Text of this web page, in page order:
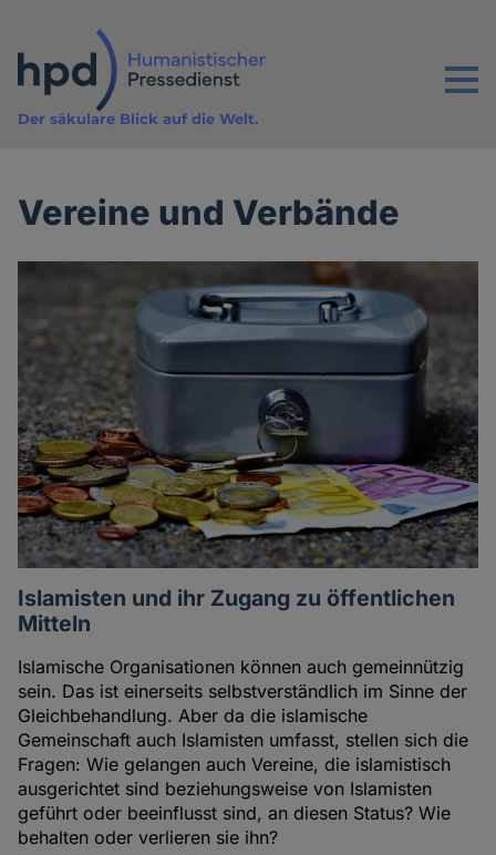
Inhalt
Menu
Der säkulare Blick auf die Welt.
Vereine und Verbände
Islamisten und ihr Zugang zu öffentlichen
Mitteln
Islamische Organisationen können auch gemeinnützig
sein. Das ist einerseits selbstverständlich im Sinne der
Gleichbehandlung. Aber da die islamische
Gemeinschaft auch Islamisten umfasst, stellen sich die
Fragen: Wie gelangen auch Vereine, die islamistisch
ausgerichtet sind beziehungsweise von Islamisten
geführt oder beeinflusst sind, an diesen Status? Wie
behalten oder verlieren sie ihn?